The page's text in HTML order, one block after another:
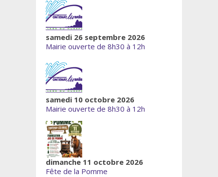
samedi 26 septembre 2026
Mairie ouverte de 8h30 à 12h
samedi 10 octobre 2026
Mairie ouverte de 8h30 à 12h
dimanche 11 octobre 2026
Fête de la Pomme